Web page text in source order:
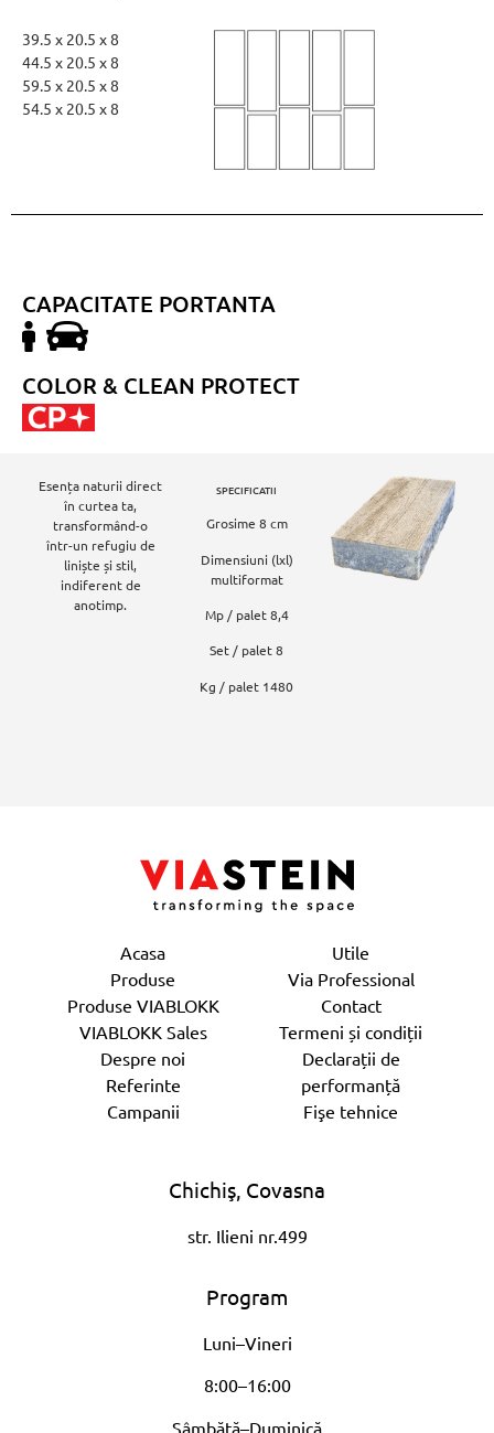
39.5 x 20.5 x 8
44.5 x 20.5 x 8
59.5 x 20.5 x 8
54.5 x 20.5 x 8
CAPACITATE PORTANTA
COLOR & CLEAN PROTECT
Esența naturii direct
în curtea ta,
transformând-o
într-un refugiu de
liniște și stil,
indiferent de
anotimp.
SPECIFICATII
Grosime 8 cm
Dimensiuni (lxl)
multiformat
Mp / palet 8,4
Set / palet 8
Kg / palet 1480
Acasa
Produse
Produse VIABLOKK
VIABLOKK Sales
Despre noi
Referinte
Campanii
Utile
Via Professional
Contact
Termeni și condiții
Declarații de
performanță
Fişe tehnice
Chichiş, Covasna
str. Ilieni nr.499
Program
Luni–Vineri
8:00–16:00
Sâmbătă–Duminică